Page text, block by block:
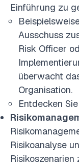
Einführung zu
Ausschuss
Risk Officer
überwacht
Organisation.
Entdecken
Risikoanalyse